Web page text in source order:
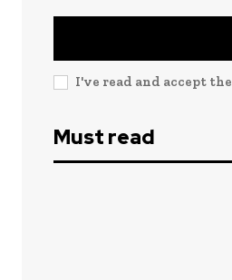
I've read and accept the
Must read